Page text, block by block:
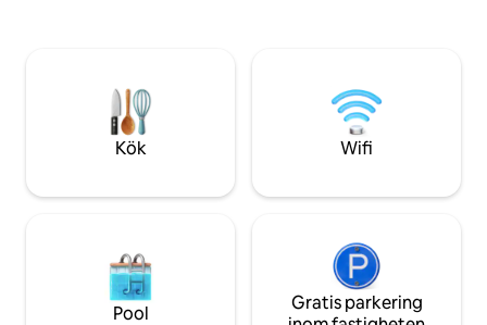
den perfekt för par eller familjer. Boka
din bit av paradiset idag och upptäck
essensen av Waikikis ölyx.
avbokning inom
Kök Wifi
Pool
Gratis parkering